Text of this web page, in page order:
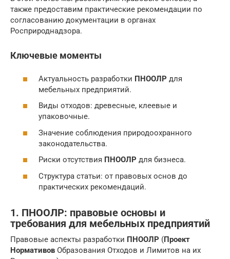
также предоставим практические рекомендации по
согласованию документации в органах
Росприроднадзора.
Ключевые моменты
Актуальность разработки ПНООЛР для
мебельных предприятий.
Виды отходов: древесные, клеевые и
упаковочные.
Значение соблюдения природоохранного
законодательства.
Риски отсутствия ПНООЛР для бизнеса.
Структура статьи: от правовых основ до
практических рекомендаций.
1. ПНООЛР: правовые основы и
требования для мебельных предприятий
Правовые аспекты разработки ПНООЛР (Проект
Нормативов Образования Отходов и Лимитов на их